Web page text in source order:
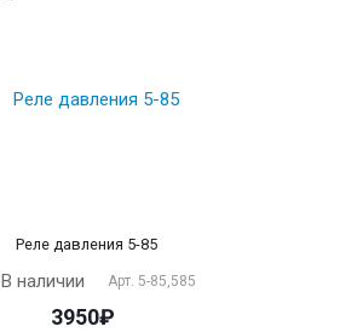
Реле давления 5-85
В наличии Арт. 5-85,585
3950₽